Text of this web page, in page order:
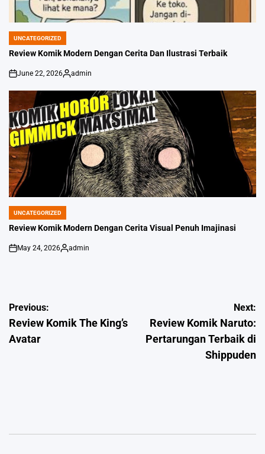
POSTED
IN
UNCATEGORIZED
Review Komik Modern Dengan Cerita Dan Ilustrasi Terbaik
on
June 22, 2026
Posted
admin
POSTED
IN
UNCATEGORIZED
Review Komik Modern Dengan Cerita Visual Penuh Imajinasi
on
May 24, 2026
Posted
admin
Post
navigation
Previous:
Review Komik The King’s
Avatar
Next:
Review Komik Naruto:
Pertarungan Terbaik di
Shippuden